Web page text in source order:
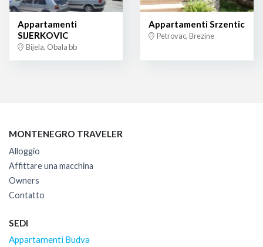
Appartamenti
SIJERKOVIC
Bijela, Obala bb
Appartamenti Srzentic
Petrovac, Brezine
MONTENEGRO TRAVELER
Alloggio
Affittare una macchina
Owners
Contatto
SEDI
Appartamenti Budva